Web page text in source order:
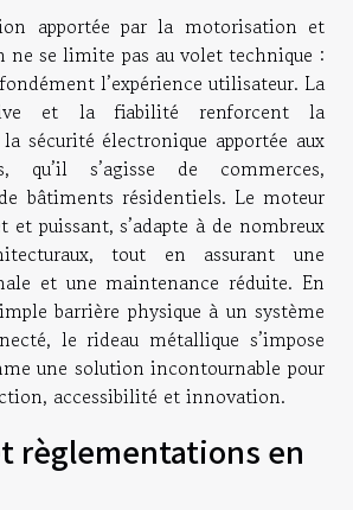
apportée par la motorisation et
ne se limite pas au volet technique :
l’expérience utilisateur. La
et la fiabilité renforcent la
sécurité électronique apportée aux
qu’il s’agisse de commerces,
bâtiments résidentiels. Le moteur
et puissant, s’adapte à de nombreux
tout en assurant une
et une maintenance réduite. En
barrière physique à un système
le rideau métallique s’impose
une solution incontournable pour
accessibilité et innovation.
règlementations en